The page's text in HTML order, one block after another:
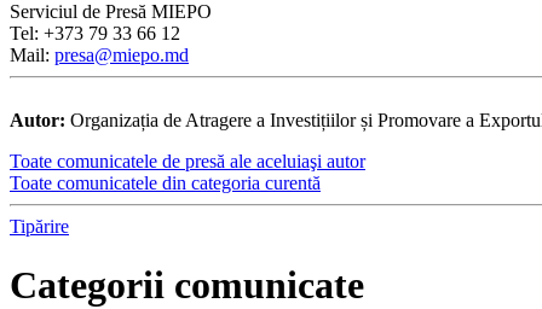
Serviciul de Presă MIEPO
Tel: +373 79 33 66 12
Mail: presa@miepo.md
Autor: Organizația de Atragere a Investițiilor și Promovare a
Toate comunicatele de presă ale aceluiaşi autor
Toate comunicatele din categoria curentă
Tipărire
Categorii comunicate